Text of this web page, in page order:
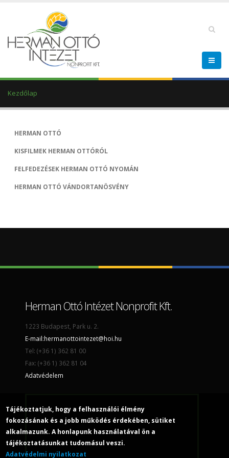
Kezdőlap
HERMAN OTTÓ
KISFILMEK HERMAN OTTÓRÓL
FELFEDEZÉSEK HERMAN OTTÓ NYOMÁN
HERMAN OTTÓ VÁNDORTANÖSVÉNY
Herman Ottó Intézet Nonprofit Kft.
1223 Budapest, Park u. 2.
E-mail:hermanottointezet@hoi.hu
Tel: (+36 1) 362 81 00
Fax: (+36 1) 362 81 04
Adatvédelem
Tájékoztatjuk, hogy a felhasználói élmény
fokozásának és a jobb működés érdekében, sütiket
alkalmazunk. A honlapunk használatával ön a
tájékoztatásunkat tudomásul veszi.
Adatvédelmi nyilatkozat